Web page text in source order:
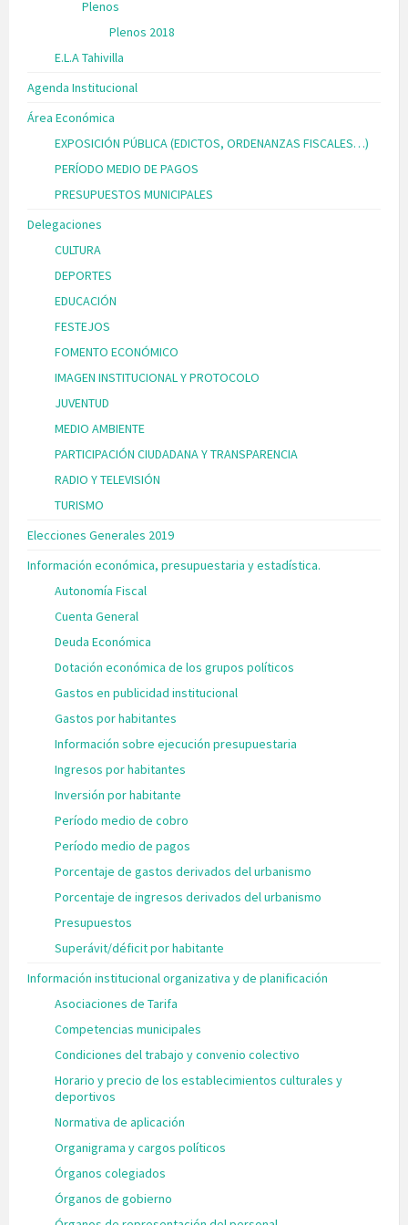
Plenos
Plenos 2018
E.L.A Tahivilla
Agenda Institucional
Área Económica
EXPOSICIÓN PÚBLICA (EDICTOS, ORDENANZAS FISCALES…)
PERÍODO MEDIO DE PAGOS
PRESUPUESTOS MUNICIPALES
Delegaciones
CULTURA
DEPORTES
EDUCACIÓN
FESTEJOS
FOMENTO ECONÓMICO
IMAGEN INSTITUCIONAL Y PROTOCOLO
JUVENTUD
MEDIO AMBIENTE
PARTICIPACIÓN CIUDADANA Y TRANSPARENCIA
RADIO Y TELEVISIÓN
TURISMO
Elecciones Generales 2019
Información económica, presupuestaria y estadística.
Autonomía Fiscal
Cuenta General
Deuda Económica
Dotación económica de los grupos políticos
Gastos en publicidad institucional
Gastos por habitantes
Información sobre ejecución presupuestaria
Ingresos por habitantes
Inversión por habitante
Período medio de cobro
Período medio de pagos
Porcentaje de gastos derivados del urbanismo
Porcentaje de ingresos derivados del urbanismo
Presupuestos
Superávit/déficit por habitante
Información institucional organizativa y de planificación
Asociaciones de Tarifa
Competencias municipales
Condiciones del trabajo y convenio colectivo
Horario y precio de los establecimientos culturales y
deportivos
Normativa de aplicación
Organigrama y cargos políticos
Órganos colegiados
Órganos de gobierno